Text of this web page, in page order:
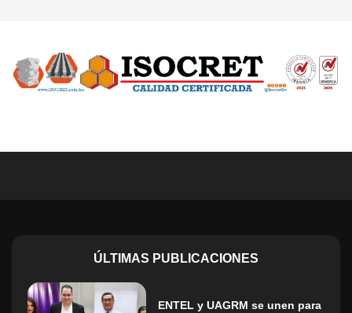
ÚLTIMAS PUBLICACIONES
ENTEL y UAGRM se unen para